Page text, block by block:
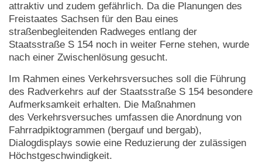
attraktiv und zudem gefährlich. Da die Planungen des
Freistaates Sachsen für den Bau eines
straßenbegleitenden Radweges entlang der
Staatsstraße S 154 noch in weiter Ferne stehen, wurde
nach einer Zwischenlösung gesucht.
Im Rahmen eines Verkehrsversuches soll die Führung
des Radverkehrs auf der Staatsstraße S 154 besondere
Aufmerksamkeit erhalten. Die Maßnahmen
des Verkehrsversuches umfassen die Anordnung von
Fahrradpiktogrammen (bergauf und bergab),
Dialogdisplays sowie eine Reduzierung der zulässigen
Höchstgeschwindigkeit.